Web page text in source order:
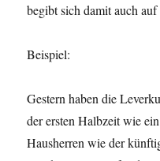
begibt sich damit auch
Beispiel:
Gestern haben die
der ersten Halbzeit wie
Hausherren wie der